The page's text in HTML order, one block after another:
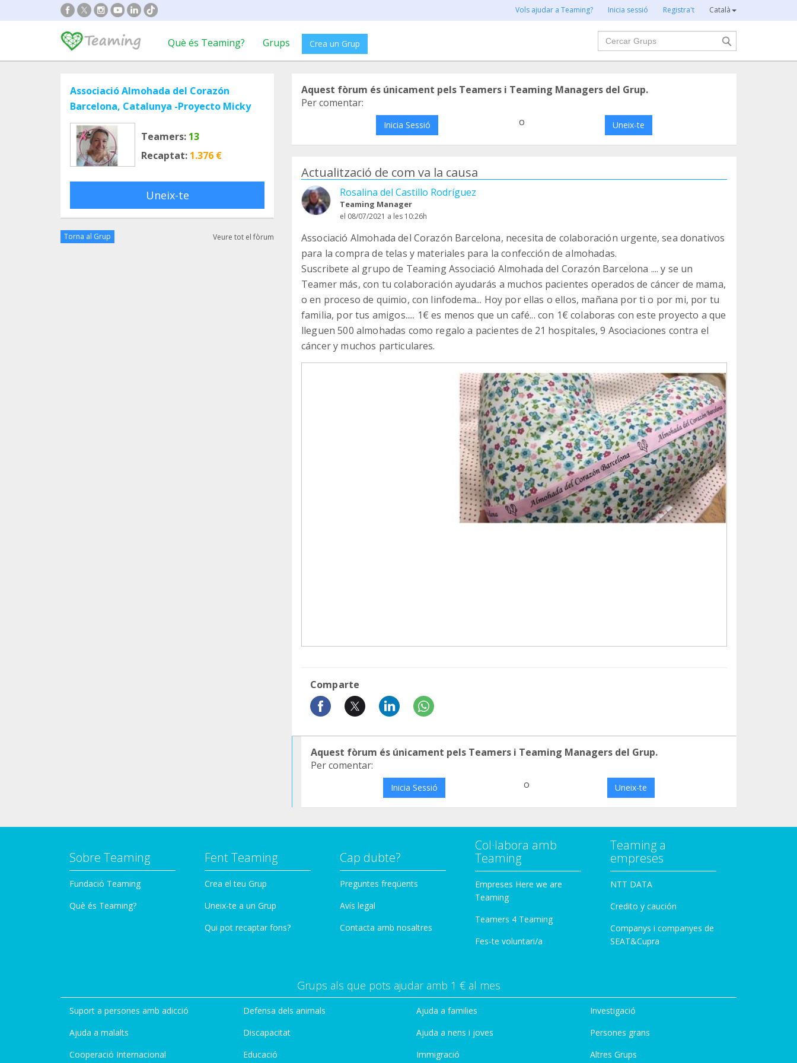
Vols ajudar a Teaming? Inicia sessió Registra't Català
Què és Teaming? Grups Crea un Grup
Cercar
Associació Almohada del Corazón
Barcelona, Catalunya -Proyecto Micky
Teamers: 13
Recaptat: 1.376 €
Uneix-te
Torna al Grup Veure tot el fòrum
Aquest fòrum és únicament pels Teamers i Teaming Managers del Grup.
Per comentar:
Inicia Sessió o Uneix-te
Actualització de com va la causa
Rosalina del Castillo Rodríguez
Teaming Manager
el 08/07/2021 a les 10:26h
Associació Almohada del Corazón Barcelona, necesita de colaboración urgente, sea donativos
para la compra de telas y materiales para la confección de almohadas.
Suscribete al grupo de Teaming Associació Almohada del Corazón Barcelona .... y se un
Teamer más, con tu colaboración ayudarás a muchos pacientes operados de cáncer de mama,
o en proceso de quimio, con linfodema... Hoy por ellas o ellos, mañana por ti o por mi, por tu
familia, por tus amigos..... 1€ es menos que un café... con 1€ colaboras con este proyecto a que
lleguen 500 almohadas como regalo a pacientes de 21 hospitales, 9 Asociaciones contra el
cáncer y muchos particulares.
Comparte
Aquest fòrum és únicament pels Teamers i Teaming Managers del Grup.
Per comentar:
Inicia Sessió o Uneix-te
Sobre Teaming
Fundació Teaming
Què és Teaming?
Fent Teaming
Crea el teu Grup
Uneix-te a un Grup
Qui pot recaptar fons?
Cap dubte?
Preguntes freqüents
Avís legal
Contacta amb nosaltres
Col·labora amb
Teaming
Empreses Here we are
Teaming
Teamers 4 Teaming
Fes-te voluntari/a
Teaming a
empreses
NTT DATA
Credito y caución
Companys i companyes de
SEAT&Cupra
Grups als que pots ajudar amb 1 € al mes
Suport a persones amb adicció
Ajuda a malalts
Cooperació Internacional
Defensa dels animals
Discapacitat
Educació
Ajuda a families
Ajuda a nens i joves
Immigració
Investigació
Persones grans
Altres Grups